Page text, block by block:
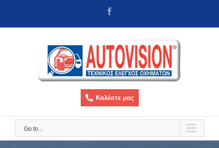
content
Καλέστε μας
Go to...